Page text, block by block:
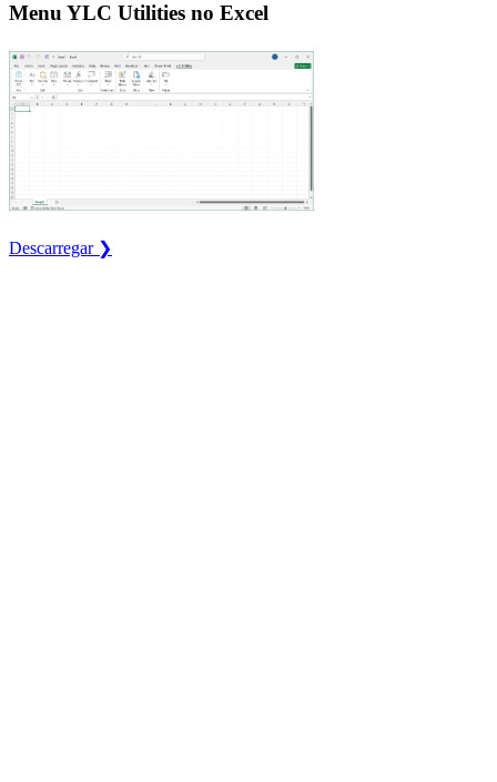
Menu YLC Utilities no Excel
Descarregar ❯